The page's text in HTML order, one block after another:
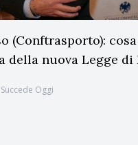
(Conftrasporto):
della nuova Legge di
Succede Oggi